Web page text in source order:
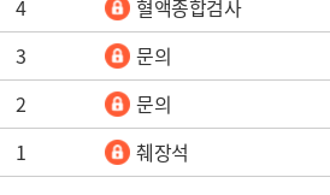
4
혈액종합검사
3
문의
2
문의
1
췌장석